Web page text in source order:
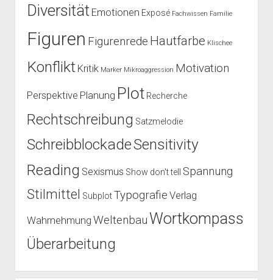
Diversität Emotionen Exposé Fachwissen Familie
Figuren Figurenrede Hautfarbe Klischee
Konflikt Kritik Marker Mikroaggression Motivation
Perspektive Planung Plot Recherche
Rechtschreibung Satzmelodie
SchreibblockadeSensitivity
Reading Sexismus Show don't tell Spannung
Stilmittel Subplot Typografie Verlag
Wahrnehmung WeltenbauWortkompass
Überarbeitung